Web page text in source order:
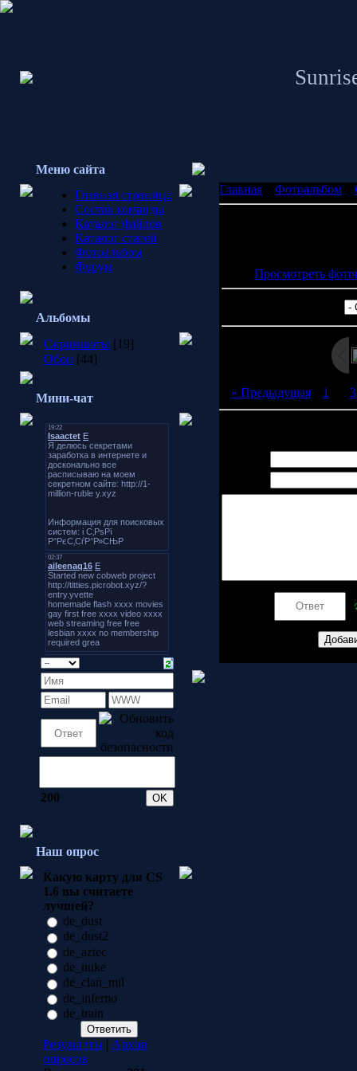
Меню сайта
Главная страница
Состав команды
Каталог файлов
Каталог статей
Фотоальбом
Форум
Альбомы
Скриншоты [19]
Обои [44]
Мини-чат
200
Наш опрос
Какую карту для CS
1.6 вы считаете
лучшей?
de_dust
de_dust2
de_aztec
de_nuke
de_clan_mil
de_inferno
de_train
Результаты | Архив
опросов
Главная Фотоальбом
Просмотреть
« Предыдущая| 1 3